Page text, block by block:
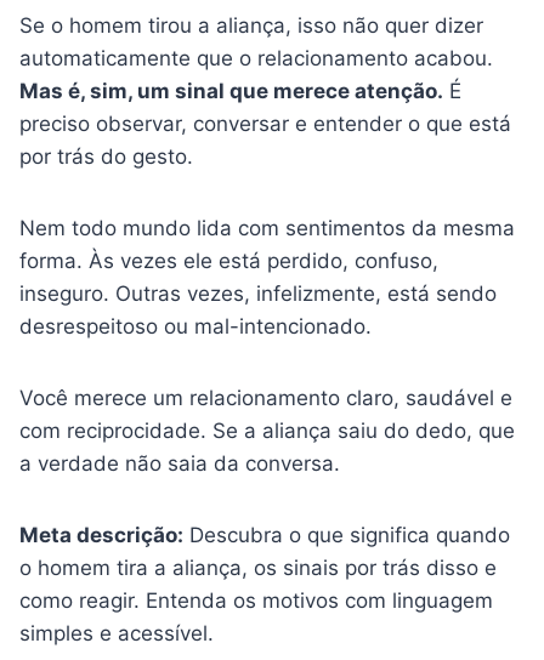
Se o homem tirou a aliança, isso não quer dizer
automaticamente que o relacionamento acabou.
Mas é, sim, um sinal que merece atenção. É
preciso observar, conversar e entender o que está
por trás do gesto.
Nem todo mundo lida com sentimentos da mesma
forma. Às vezes ele está perdido, confuso,
inseguro. Outras vezes, infelizmente, está sendo
desrespeitoso ou mal-intencionado.
Você merece um relacionamento claro, saudável e
com reciprocidade. Se a aliança saiu do dedo, que
a verdade não saia da conversa.
Meta descrição: Descubra o que significa quando
o homem tira a aliança, os sinais por trás disso e
como reagir. Entenda os motivos com linguagem
simples e acessível.